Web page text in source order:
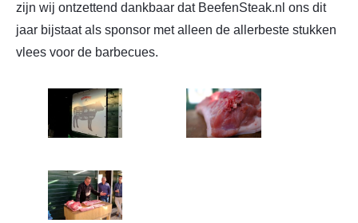
zijn wij ontzettend dankbaar dat BeefenSteak.nl ons dit
jaar bijstaat als sponsor met alleen de allerbeste stukken
vlees voor de barbecues.